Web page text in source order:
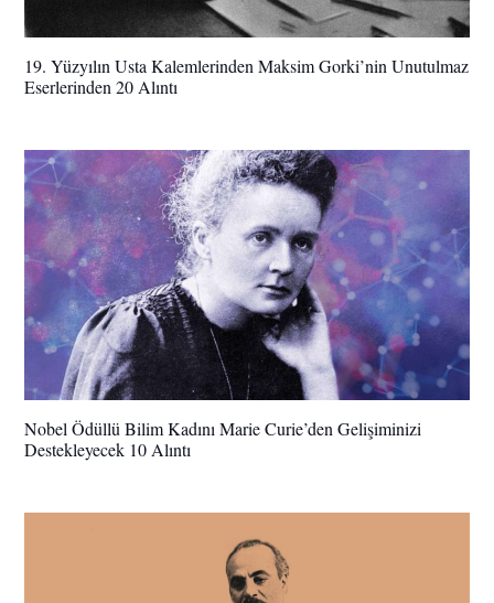
19. Yüzyılın Usta Kalemlerinden Maksim Gorki’nin Unutulmaz
Eserlerinden 20 Alıntı
Nobel Ödüllü Bilim Kadını Marie Curie’den Gelişiminizi
Destekleyecek 10 Alıntı